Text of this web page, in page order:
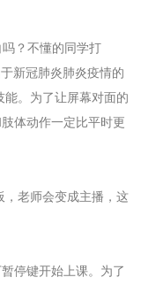
？不懂的同学打
新冠肺炎肺炎疫情的
。为了让屏幕对面的
体动作一定比平时更
老师会变成主播，这
停键开始上课。为了